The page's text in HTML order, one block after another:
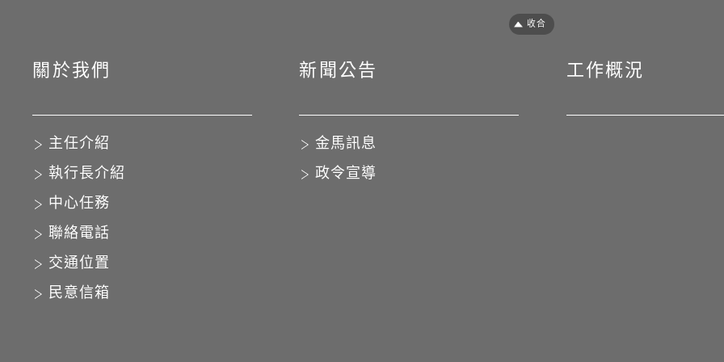
closeFooter
關於我們
主任介紹
執行長介紹
中心任務
聯絡電話
交通位置
民意信箱
新聞公告
金馬訊息
政令宣導
工作概況